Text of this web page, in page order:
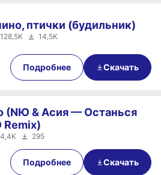
00:28
птички (будильник)
128,5K 14,5K
Подробнее Скачать
00:22
(NЮ & Асия — Останься
Remix)
4,4K 295
Подробнее Скачать